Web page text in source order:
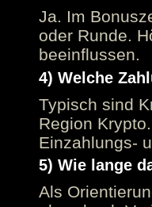
Ja. Im
oder Runde.
beeinflussen.
4) Welche
Typisch sind
Region
Einzahlungs-
5) Wie lange
Als